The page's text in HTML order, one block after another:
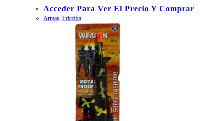
Acceder Para Ver El Precio Y Comprar
Armas Fricción